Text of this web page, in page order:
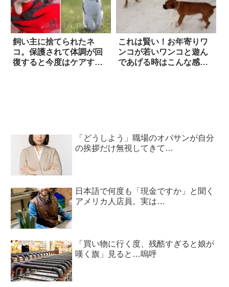
飼い主に捨てられたネ
コ。保護されて体調が回
復すると今度はケアする
これは賢い！お年寄りワ
ンコが若いワンコと遊ん
であげる時はこんな感じ
「どうしよう」職場のオバサンが自分
の挨拶だけ無視してきて…
日本語で何度も「現金ですか」と聞く
アメリカ人店員。実は…
「買い物に行く度、残酷すぎると娘が
嘆く旗」見ると…嗚呼